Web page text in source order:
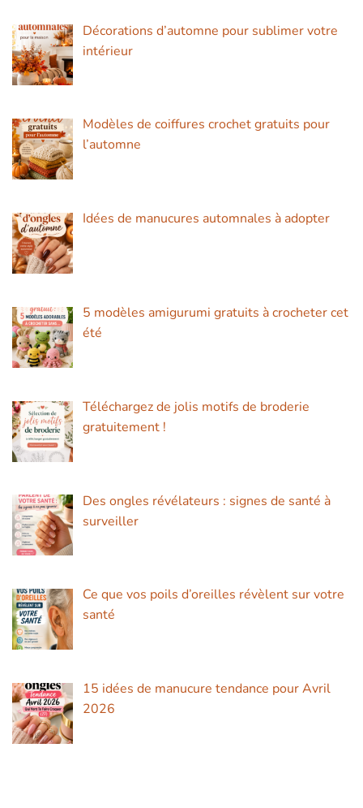
Décorations d’automne pour sublimer votre
intérieur
Modèles de coiffures crochet gratuits pour
l’automne
Idées de manucures automnales à adopter
5 modèles amigurumi gratuits à crocheter cet
été
Téléchargez de jolis motifs de broderie
gratuitement !
Des ongles révélateurs : signes de santé à
surveiller
Ce que vos poils d’oreilles révèlent sur votre
santé
15 idées de manucure tendance pour Avril
2026